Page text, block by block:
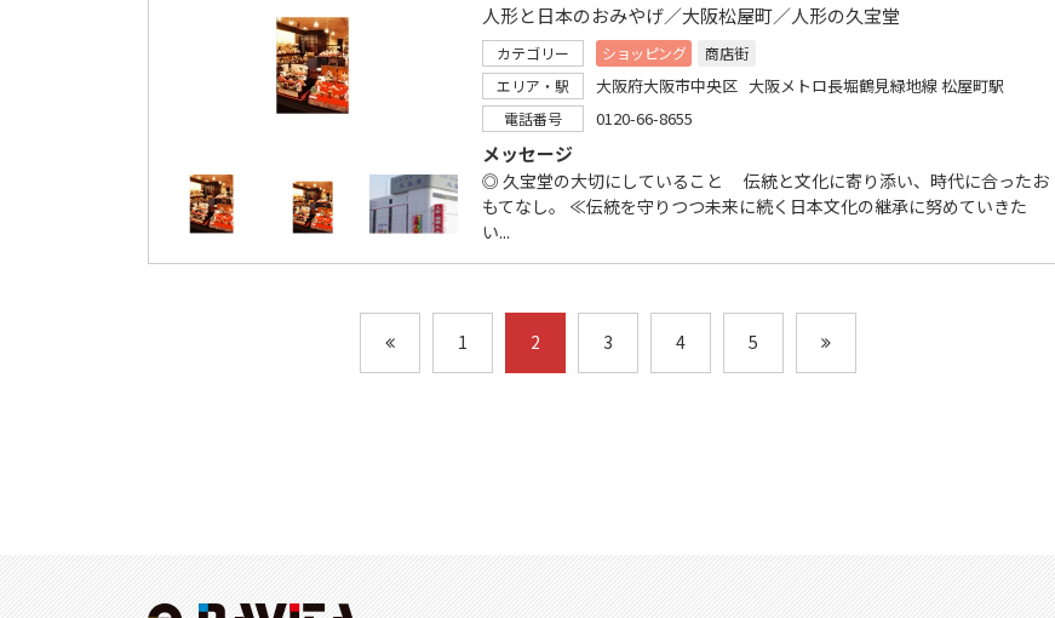
人形と日本のおみやげ／大阪松屋町／人形の久宝堂
カテゴリー ショッピング
商店街
エリア・駅
大阪府大阪市中央区 大阪メトロ長堀鶴見緑地線 松屋町駅
電話番号 0120-66-8655
メッセージ
◎ 久宝堂の大切にしていること 伝統と文化に寄り添い、時代に合ったお
もてなし。 ≪伝統を守りつつ未来に続く日本文化の継承に努めていきた
い...
1 2 3 4 5